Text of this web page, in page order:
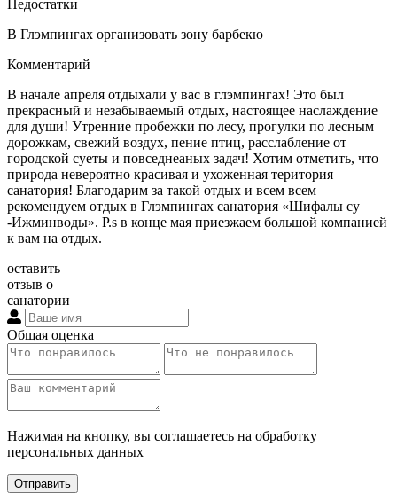
Недостатки
В Глэмпингах организовать зону барбекю
Комментарий
В начале апреля отдыхали у вас в глэмпингах! Это был
прекрасный и незабываемый отдых, настоящее наслаждение
для души! Утренние пробежки по лесу, прогулки по лесным
дорожкам, свежий воздух, пение птиц, расслабление от
городской суеты и повседнеаных задач! Хотим отметить, что
природа невероятно красивая и ухоженная територия
санатория! Благодарим за такой отдых и всем всем
рекомендуем отдых в Глэмпингах санатория «Шифалы су
-Ижминводы». P.s в конце мая приезжаем большой компанией
к вам на отдых.
оставить
отзыв о
санатории
Общая оценка
Нажимая на кнопку, вы соглашаетесь на обработку
персональных данных
Отправить